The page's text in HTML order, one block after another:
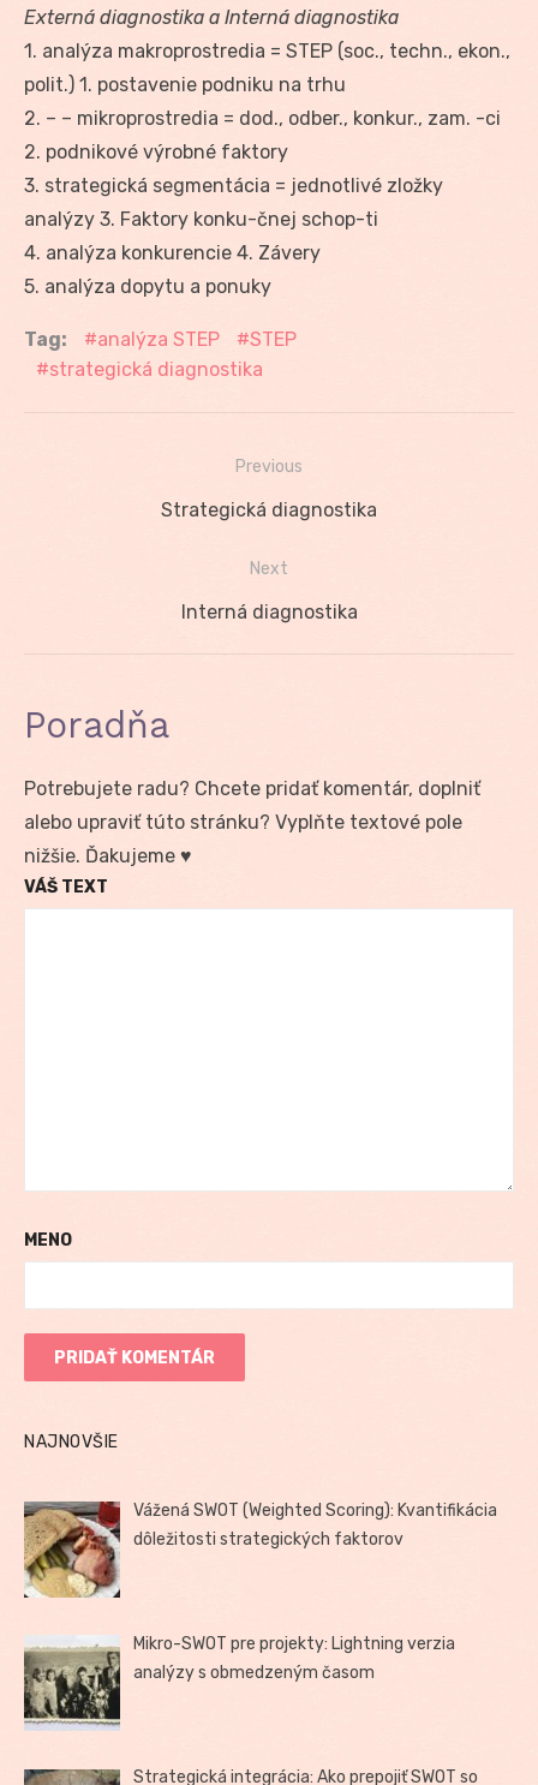
Externá diagnostika a Interná diagnostika
1. analýza makroprostredia = STEP (soc., techn., ekon.,
polit.) 1. postavenie podniku na trhu
2. – – mikroprostredia = dod., odber., konkur., zam. -ci
2. podnikové výrobné faktory
3. strategická segmentácia = jednotlivé zložky
analýzy 3. Faktory konku-čnej schop-ti
4. analýza konkurencie 4. Závery
5. analýza dopytu a ponuky
Tag: analýza STEP
STEP
strategická diagnostika
Navigácia
Previous
Previous
Strategická diagnostika
Next
Next
Interná diagnostika
Poradňa
Potrebujete radu? Chcete pridať komentár, doplniť
alebo upraviť túto stránku? Vyplňte textové pole
nižšie. Ďakujeme ♥
VÁŠ TEXT
MENO
NAJNOVŠIE
Vážená SWOT (Weighted Scoring): Kvantifikácia
dôležitosti strategických faktorov
Mikro-SWOT pre projekty: Lightning verzia
analýzy s obmedzeným časom
Strategická integrácia: Ako prepojiť SWOT so